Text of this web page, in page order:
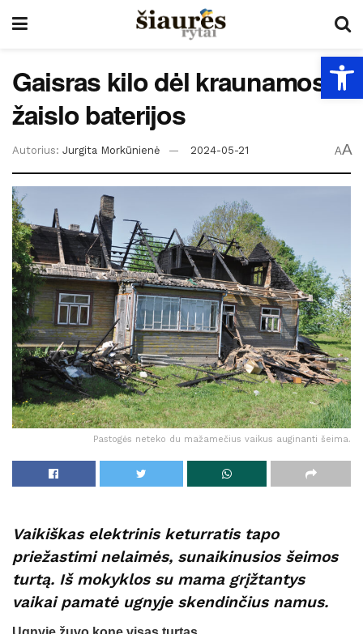
Gaisras kilo dėl kraunamos
žaislo baterijos
Autorius: Jurgita Morkūnienė 2024-05-21 AA
Pastogės neteko du mažamečius vaikus auginanti šeima.
Vaikiškas elektrinis keturratis tapo
priežastimi nelaimės, sunaikinusios šeimos
turtą. Iš mokyklos su mama grįžtantys
vaikai pamatė ugnyje skendinčius namus.